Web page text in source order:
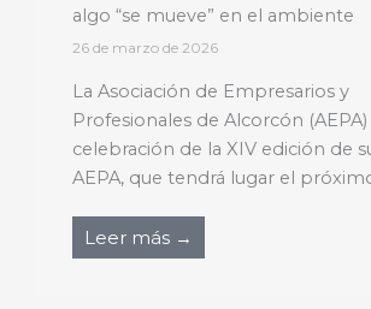
algo “se mueve” en el ambiente
26 de marzo de 2026
La Asociación de Empresarios y
Profesionales de Alcorcón
celebración de la XIV edición de
AEPA, que tendrá lugar el
Leer más →